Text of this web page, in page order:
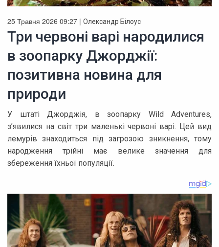
25 Травня 2026 09:27 | Олександр Білоус
Три червоні варі народилися
в зоопарку Джорджії:
позитивна новина для
природи
У штаті Джорджія, в зоопарку Wild Adventures,
з’явилися на світ три маленькі червоні варі. Цей вид
лемурів знаходиться під загрозою зникнення, тому
народження трійні має велике значення для
збереження їхньої популяції.